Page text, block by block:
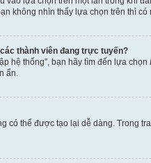
không nhìn thấy lựa chọn trên thì
thành viên đang trực tuyến?
hệ thống”, bạn hãy tìm đến lựa chọn
ẩn.
thể được tạo lại dễ dàng. Trong